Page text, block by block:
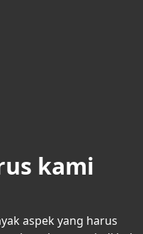
kami
aspek yang harus